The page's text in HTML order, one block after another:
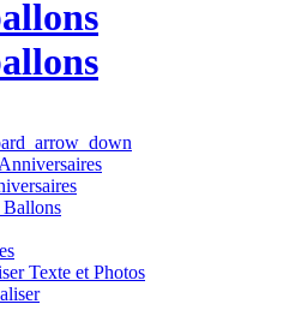
Ballons
Texte et Photos